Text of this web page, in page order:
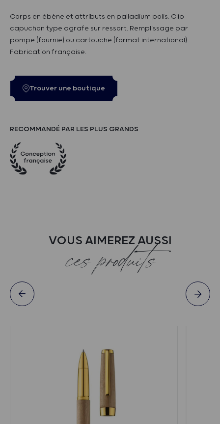
Corps en ébène et attributs en palladium polis. Clip
capuchon type agrafe sur ressort. Remplissage par
pompe (fournie) ou cartouche (format international).
Fabrication française.
Trouver une boutique
RECOMMANDÉ PAR LES PLUS GRANDS
VOUS AIMEREZ AUSSI
ces produits